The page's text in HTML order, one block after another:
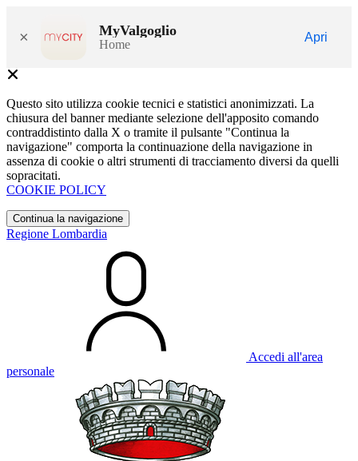
× MyValgoglio
Home
Apri
Questo sito utilizza cookie tecnici e statistici anonimizzati. La
chiusura del banner mediante selezione dell'apposito comando
contraddistinto dalla X o tramite il pulsante "Continua la
navigazione" comporta la continuazione della navigazione in
assenza di cookie o altri strumenti di tracciamento diversi da quelli
sopracitati.
COOKIE POLICY
Continua la navigazione
Regione Lombardia
Accedi all'area
personale